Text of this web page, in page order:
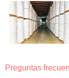
Preguntas